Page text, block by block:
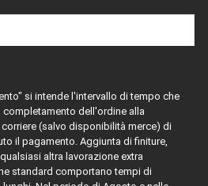
si intende l'intervallo di tempo che
completamento dell'ordine alla
(salvo disponibilità merce) di
il pagamento. Aggiunta di finiture,
altra lavorazione extra
standard comportano tempi di